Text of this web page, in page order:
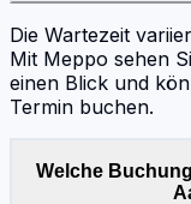
Die Wartezeit
Mit Meppo sehen
einen Blick und
Termin buchen.
Welche